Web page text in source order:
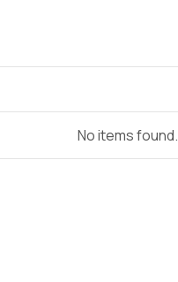
No items found.